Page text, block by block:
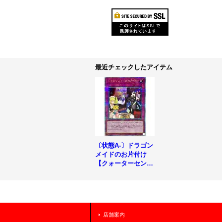
最近チェックしたアイテム
〔状態A-〕ドラゴン
メイドのお片付け
【クォーターセンチ
店舗案内